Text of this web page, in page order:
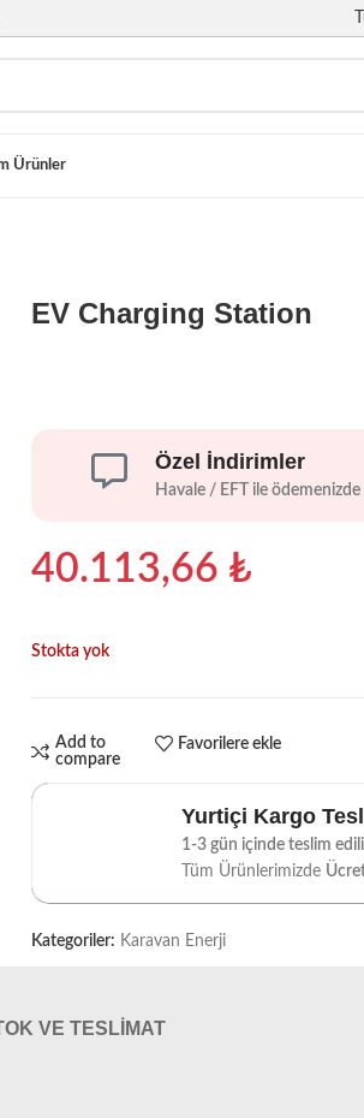
Ürünler
EV Charging Station
Özel İndirimler
Havale / EFT ile
40.113,66 ₺
Stokta yok
Add to
compare
Favorilere ekle
Yurtiçi Kargo
1-3 gün içinde teslim
Tüm Ürünlerimizde
Kategoriler: Karavan Enerji
VE TESLIMAT